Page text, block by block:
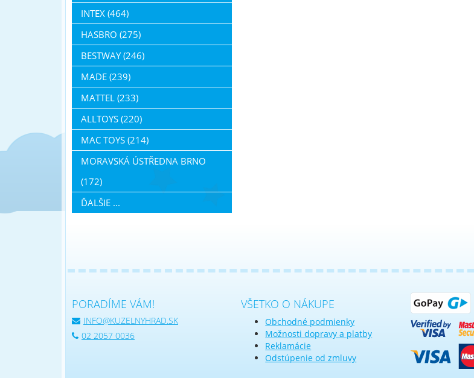
INTEX (464)
HASBRO (275)
BESTWAY (246)
MADE (239)
MATTEL (233)
ALLTOYS (220)
MAC TOYS (214)
MORAVSKÁ ÚSTŘEDNA BRNO
(172)
ĎALŠIE ...
PORADÍME VÁM!
INFO@KUZELNYHRAD.SK
02 2057 0036
VŠETKO O NÁKUPE
Obchodné podmienky
Možnosti dopravy a platby
Reklamácie
Odstúpenie od zmluvy